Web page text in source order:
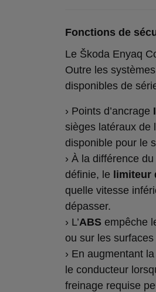
Fonctions de
Le Škoda Enyaq
Outre les
disponibles de
› Points d’ancrage
sièges latéraux de
disponible pour le
› À la différence
définie, le limiteur
quelle vitesse
dépasser.
› L’ABSempêche
ou sur les
› En augmentant
le conducteur
freinage requise